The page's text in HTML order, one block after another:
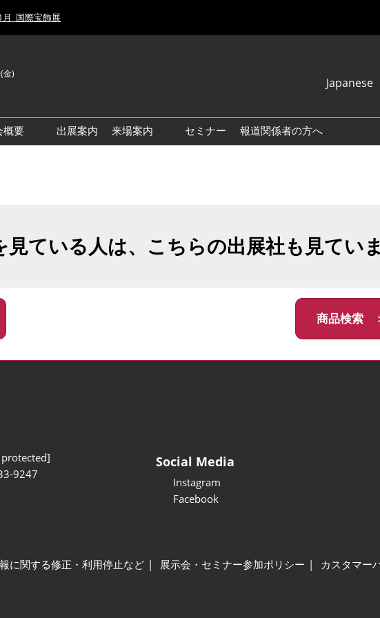
月_国際宝飾展
金)
Japanese
English
繁體中文
概要
出展案内
来場案内
アクセス・来場ガイド
セミナー 報道関係者の方へ
見ている人は、こちらの出展社も見てい
商品検索
9247
Social Media
Instagram
Facebook
に関する修正・利用停止など 展示会・セミナー参加ポリシー
カスタマー